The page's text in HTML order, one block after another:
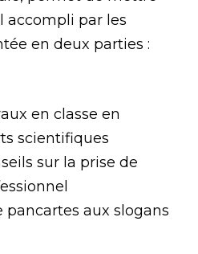
accompli par les
en deux parties :
en classe en
scientifiques
sur la prise de
aux slogans